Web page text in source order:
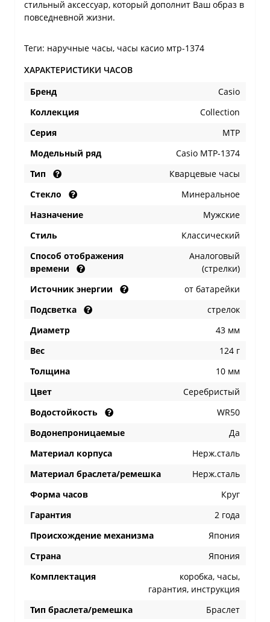
стильный аксессуар, который дополнит Ваш образ в
повседневной жизни.
Теги: наручные часы, часы касио мтр-1374
ХАРАКТЕРИСТИКИ ЧАСОВ
Бренд
Casio
Коллекция
Collection
Серия
MTP
Модельный ряд
Casio MTP-1374
Тип
Кварцевые часы
Стекло
Минеральное
Назначение
Мужские
Стиль
Классический
Способ отображения
времени
Аналоговый
(стрелки)
Источник энергии
от батарейки
Подсветка
стрелок
Диаметр
43 мм
Вес
124 г
Толщина
10 мм
Цвет
Серебристый
Водостойкость
WR50
Водонепроницаемые
Да
Материал корпуса
Нерж.сталь
Материал браслета/ремешка
Нерж.сталь
Форма часов
Круг
Гарантия
2 года
Происхождение механизма
Япония
Страна
Япония
Комплектация
коробка, часы,
гарантия, инструкция
Тип браслета/ремешка
Браслет